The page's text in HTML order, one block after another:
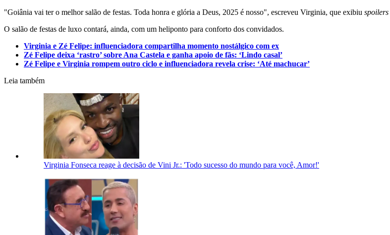
"Goiânia vai ter o melhor salão de festas. Toda honra e glória a Deus, 2025 é nosso", escreveu Virginia, que exibiu spoilers
O salão de festas de luxo contará, ainda, com um heliponto para conforto dos convidados.
Virginia e Zé Felipe: influenciadora compartilha momento nostálgico com ex
Zé Felipe deixa ‘rastro’ sobre Ana Castela e ganha apoio de fãs: ‘Lindo casal’
Zé Felipe e Virginia rompem outro ciclo e influenciadora revela crise: ‘Até machucar’
Leia também
Virginia Fonseca reage à decisão de Vini Jr.: 'Todo sucesso do mundo para você, Amor!'